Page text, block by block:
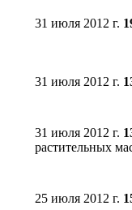
31 июля 2012 г.
31 июля 2012 г.
31 июля 2012 г.
растительных
25 июля 2012 г.